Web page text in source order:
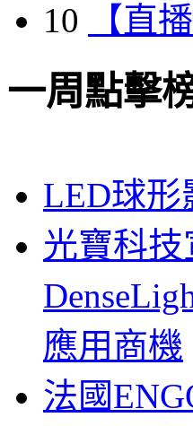
10
【直
一周點擊
LED球形
光寶科
應用商機
法國